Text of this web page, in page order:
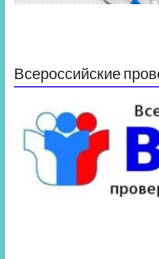
Всероссийские